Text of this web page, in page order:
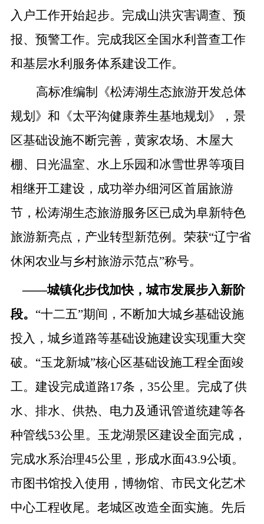
入户工作开始起步。完成山洪灾害调查、预
报、预警工作。完成我区全国水利普查工作
和基层水利服务体系建设工作。
高标准编制《松涛湖生态旅游开发总体
规划》和《太平沟健康养生基地规划》，景
区基础设施不断完善，黄家农场、木屋大
棚、日光温室、水上乐园和冰雪世界等项目
相继开工建设，成功举办细河区首届旅游
节，松涛湖生态旅游服务区已成为阜新特色
旅游新亮点，产业转型新范例。荣获“辽宁省
休闲农业与乡村旅游示范点”称号。
——城镇化步伐加快，城市发展步入新阶
段。 “十二五”期间，不断加大城乡基础设施
投入，城乡道路等基础设施建设实现重大突
破。“玉龙新城”核心区基础设施工程全面竣
工。建设完成道路17条，35公里。完成了供
水、排水、供热、电力及通讯管道统建等各
种管线53公里。玉龙湖景区建设全面完成，
完成水系治理45公里，形成水面43.9公顷。
市图书馆投入使用，博物馆、市民文化艺术
中心工程收尾。老城区改造全面实施。先后